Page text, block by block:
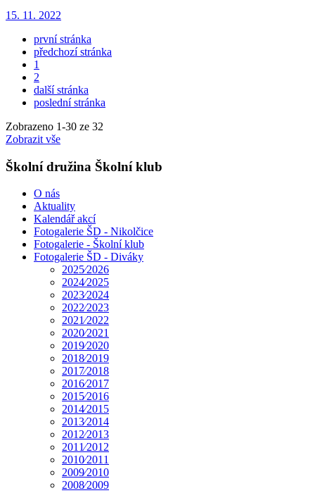
15. 11. 2022
první stránka
předchozí stránka
1
2
další stránka
poslední stránka
Zobrazeno 1-30 ze 32
Zobrazit vše
Školní družina Školní klub
O nás
Aktuality
Kalendář akcí
Fotogalerie ŠD - Nikolčice
Fotogalerie - Školní klub
Fotogalerie ŠD - Diváky
2025⁄2026
2024⁄2025
2023⁄2024
2022⁄2023
2021⁄2022
2020⁄2021
2019⁄2020
2018⁄2019
2017⁄2018
2016⁄2017
2015⁄2016
2014⁄2015
2013⁄2014
2012⁄2013
2011⁄2012
2010⁄2011
2009⁄2010
2008⁄2009